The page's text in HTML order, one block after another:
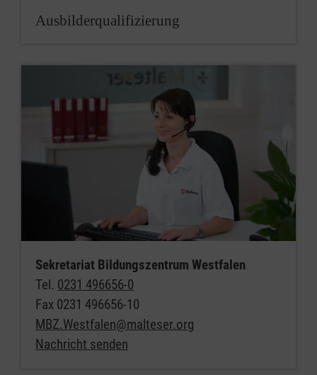
Ausbilderqualifizierung
Sekretariat Bildungszentrum Westfalen
Tel. 0231 496656-0
Fax 0231 496656-10
MBZ.Westfalen@malteser.org
Nachricht senden